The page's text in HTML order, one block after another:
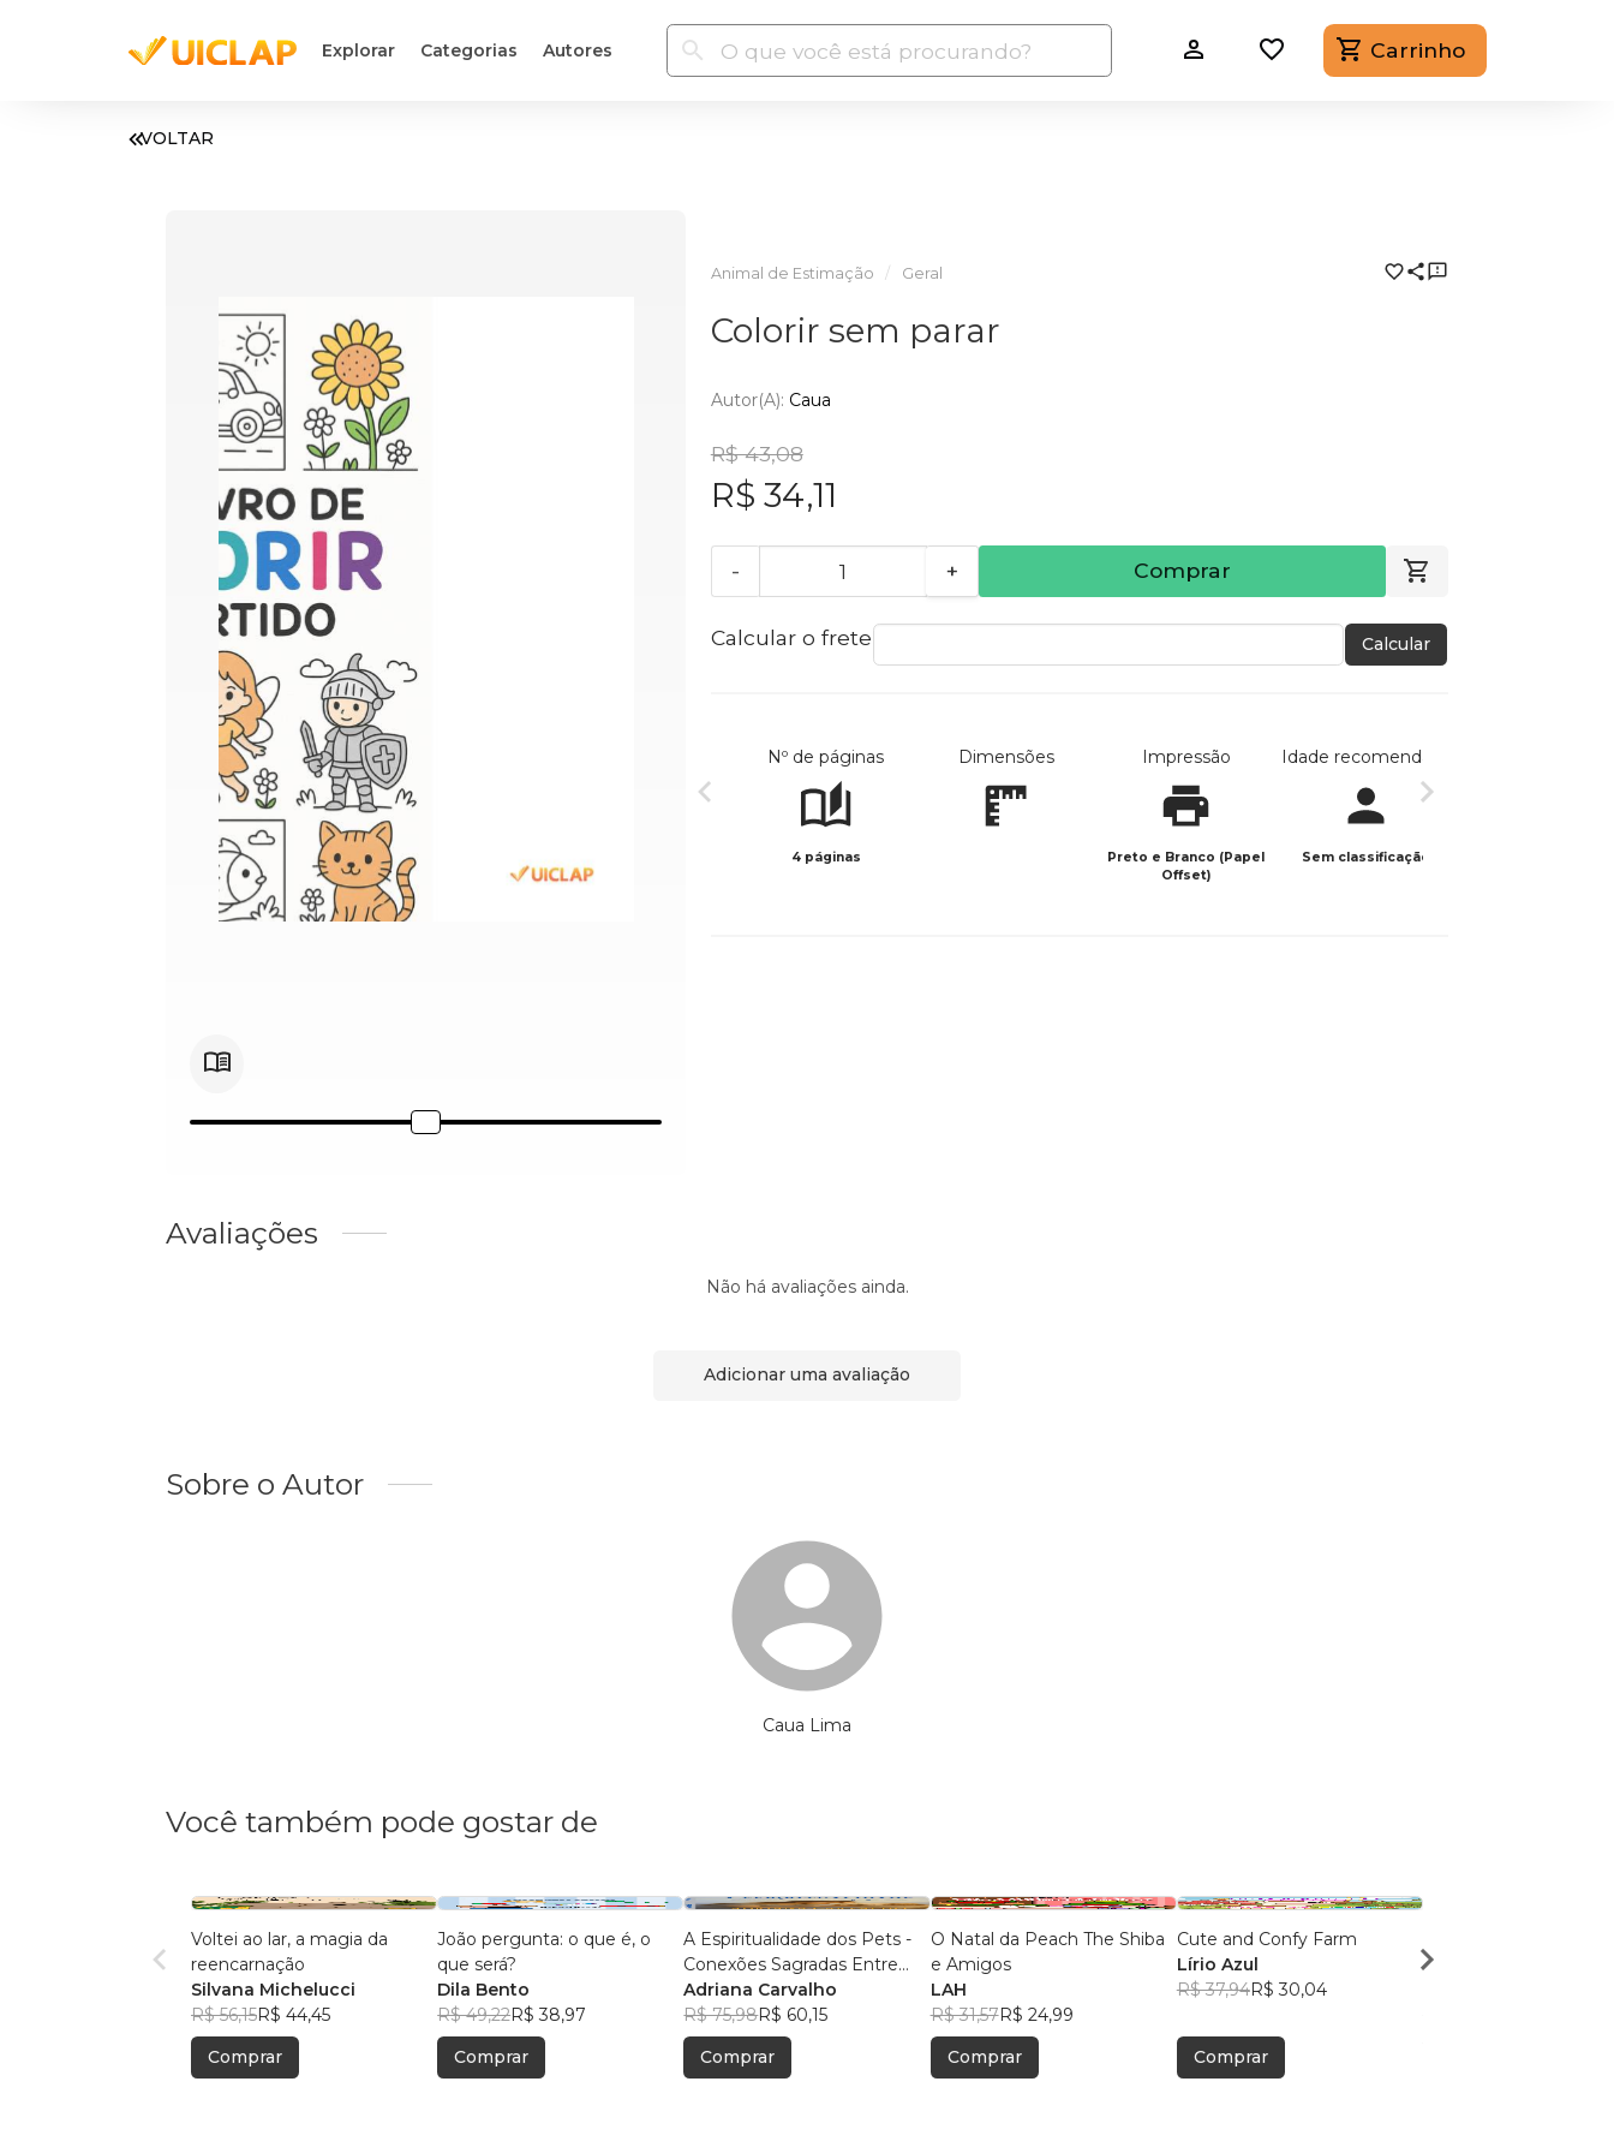
Explorar Categorias Autores Carrinho
VOLTAR
Animal de Estimação Geral
Colorir sem parar
Autor(a): Caua
R$ 43,08
R$ 34,11
- + Comprar
Calcular o frete Calcular
Nº de páginas
4 páginas
Dimensões Impressão
Preto e Branco (Papel
Offset)
Idade recomendada
Sem classificação
Avaliações
Não há avaliações ainda.
Adicionar uma avaliação
Sobre o Autor
Caua Lima
Você também pode gostar de
Voltei ao lar, a magia da
reencarnação
Silvana Michelucci
R$ 56,15R$ 44,45
Comprar
João pergunta: o que é, o
que será?
Dila Bento
R$ 49,22R$ 38,97
Comprar
A Espiritualidade dos Pets -
Conexões Sagradas Entre
Humanos e Animais
Adriana Carvalho
R$ 75,98R$ 60,15
Comprar
O Natal da Peach The Shiba
e Amigos
LAH
R$ 31,57R$ 24,99
Comprar
Cute and Confy Farm
Lírio Azul
R$ 37,94R$ 30,04
Comprar
Veterinário - Manual